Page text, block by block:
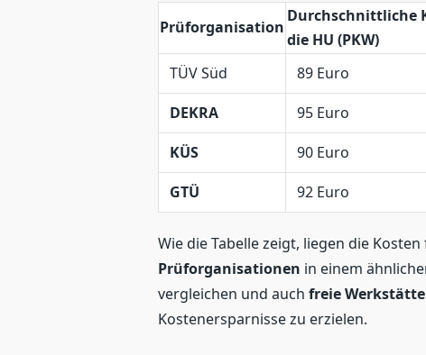
Prüforganisation
Durchschnittliche
die HU (PKW)
TÜV Süd
89 Euro
DEKRA
95 Euro
KÜS
90 Euro
GTÜ
92 Euro
Wie die Tabelle zeigt, liegen die
Prüforganisationen in einem
vergleichen und auchfreie
Kostenersparnisse zu erzielen.